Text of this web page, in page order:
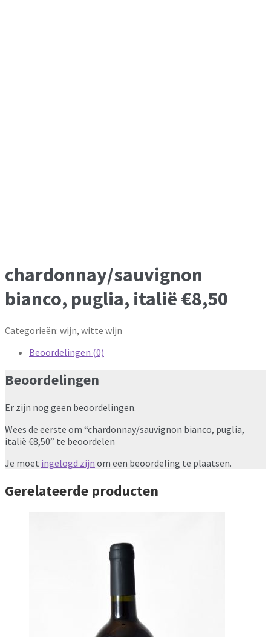
chardonnay/sauvignon
bianco, puglia, italië €8,50
Categorieën: wijn, witte wijn
Beoordelingen (0)
Beoordelingen
Er zijn nog geen beoordelingen.
Wees de eerste om “chardonnay/sauvignon bianco, puglia,
italië €8,50” te beoordelen
Je moet ingelogd zijn om een beoordeling te plaatsen.
Gerelateerde producten